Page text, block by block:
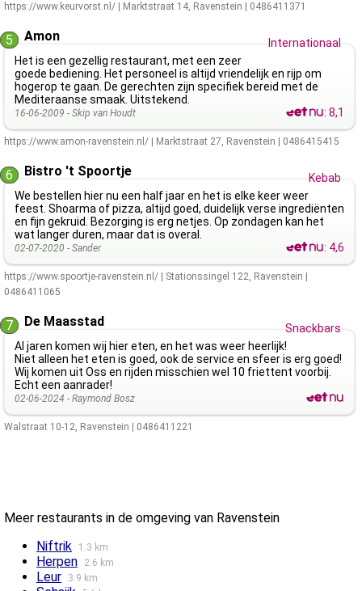
https://www.keurvorst.nl/ Marktstraat 14, Ravenstein 0486411371
5 Amon
Internationaal
Het is een gezellig restaurant, met een zeer
goede bediening. Het personeel is altijd vriendelijk en rijp om
hogerop te gaan. De gerechten zijn specifiek bereid met de
Mediteraanse smaak. Uitstekend.
16-06-2009 - Skip van Houdt :8,1
https://www.amon-ravenstein.nl/ Marktstraat 27, Ravenstein 0486415415
6 Bistro 't Spoortje
Kebab
We bestellen hier nu een half jaar en het is elke keer weer
feest. Shoarma of pizza, altijd goed, duidelijk verse ingrediënten
en fijn gekruid. Bezorging is erg netjes. Op zondagen kan het
wat langer duren, maar dat is overal.
02-07-2020 - Sander : 4,6
https://www.spoortje-ravenstein.nl/ Stationssingel 122, Ravenstein
0486411065
7 De Maasstad
Snackbars
Al jaren komen wij hier eten, en het was weer heerlijk!
Niet alleen het eten is goed, ook de service en sfeer is erg goed!
Wij komen uit Oss en rijden misschien wel 10 friettent voorbij.
Echt een aanrader!
02-06-2024 - Raymond Bosz
Walstraat 10-12, Ravenstein 0486411221
Meer restaurants in de omgeving van Ravenstein
Niftrik
1.3 km
Herpen 2.6 km
Leur 3.9 km